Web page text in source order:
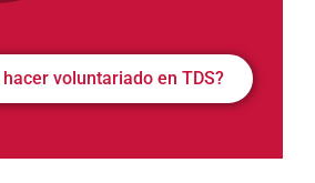
voluntariado en TDS?